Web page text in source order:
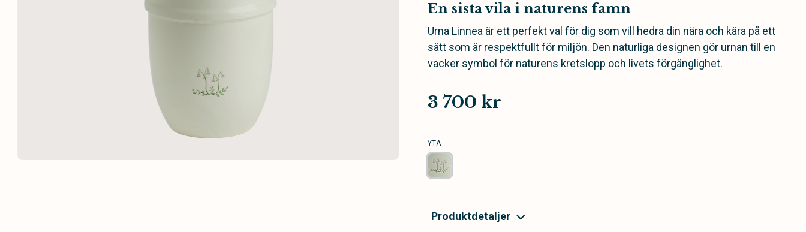
En sista vila i naturens famn
Urna Linnea är ett perfekt val för dig som vill hedra din nära och kära på ett
sätt som är respektfullt för miljön. Den naturliga designen gör urnan till en
vacker symbol för naturens kretslopp och livets förgänglighet.
3 700 kr
YTA
Produktdetaljer